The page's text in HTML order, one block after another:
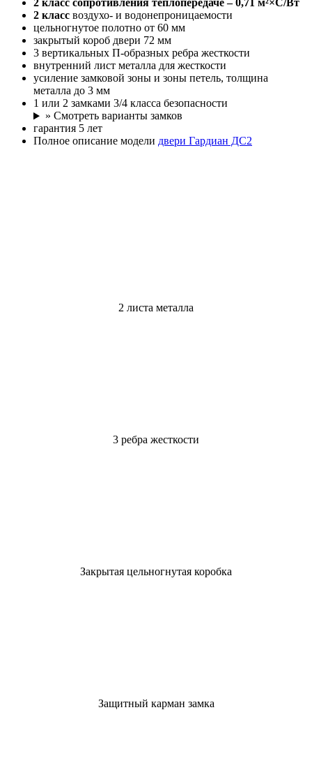
2 класс сопротивления теплопередаче – 0,71 м²×С/Вт
2 класс воздухо- и водонепроницаемости
цельногнутое полотно от 60 мм
закрытый короб двери 72 мм
3 вертикальных П-образных ребра жесткости
внутренний лист металла для жесткости
усиление замковой зоны и зоны петель, толщина
металла до 3 мм
1 или 2 замками 3/4 класса безопасности
» Смотреть варианты замков
гарантия 5 лет
Полное описание модели двери Гардиан ДС2
2 листа металла
3 ребра жесткости
Закрытая цельногнутая коробка
Защитный карман замка